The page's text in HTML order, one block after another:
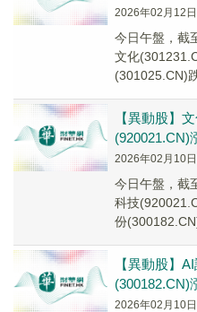
2026年02月12
今日午盤，截
文化
(301025.CN)
【異動股】
(920021.CN)
2026年02月10
今日午盤，截
科技
份
【異動股】
(300182.CN)
2026年02月10